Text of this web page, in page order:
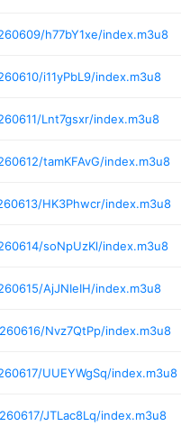
h77bY1xe/index.m3u8
i11yPbL9/index.m3u8
Lnt7gsxr/index.m3u8
tamKFAvG/index.m3u8
HK3Phwcr/index.m3u8
soNpUzKl/index.m3u8
AjJNIeIH/index.m3u8
Nvz7QtPp/index.m3u8
UUEYWgSq/index.m3u8
JTLac8Lq/index.m3u8